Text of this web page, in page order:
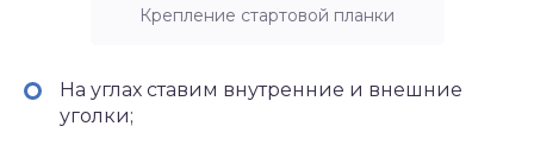
Крепление стартовой планки
На углах ставим внутренние и внешние
уголки;